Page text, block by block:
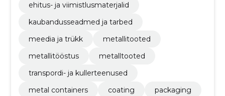
ehitus- ja viimistlusmaterjalid
kaubandusseadmed ja tarbed
meedia ja trükk
metallitooted
metallitööstus
metalltooted
transpordi- ja kullerteenused
metal containers
coating
packaging